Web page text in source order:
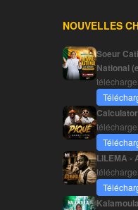
NOUVELLES
Soeur
National
LILEMA -